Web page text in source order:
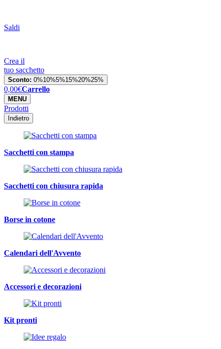
Saldi
Crea il
tuo sacchetto
Sconto: 0%10%5%15%20%25%
0,00€Carrello
MENU
Prodotti
Indietro
Sacchetti con stampa
Sacchetti con chiusura rapida
Borse in cotone
Calendari dell'Avvento
Accessori e decorazioni
Kit pronti